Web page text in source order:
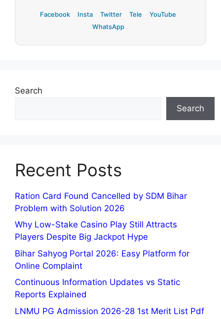
Facebook Insta Twitter Tele
YouTube
WhatsApp
Search
Search
Recent Posts
Ration Card Found Cancelled by SDM Bihar
Problem with Solution 2026
Why Low-Stake Casino Play Still Attracts
Players Despite Big Jackpot Hype
Bihar Sahyog Portal 2026: Easy Platform for
Online Complaint
Continuous Information Updates vs Static
Reports Explained
LNMU PG Admission 2026-28 1st Merit List Pdf